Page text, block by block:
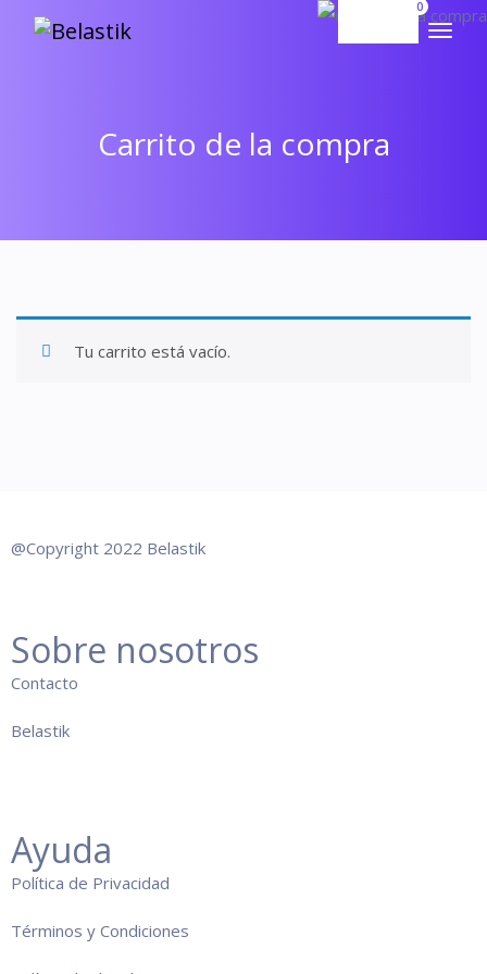
0
Carrito de la compra
Tu carrito está vacío.
@Copyright 2022 Belastik
Sobre nosotros
Contacto
Belastik
Ayuda
Política de Privacidad
Términos y Condiciones